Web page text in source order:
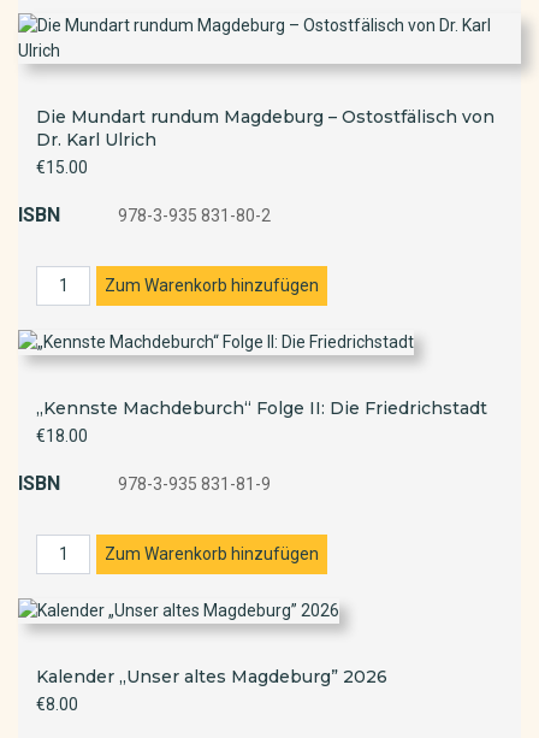
Die Mundart rundum Magdeburg – Ostostfälisch von
Dr. Karl Ulrich
€15.00
ISBN 978-3-935 831-80-2
„Kennste Machdeburch“ Folge II: Die Friedrichstadt
€18.00
ISBN 978-3-935 831-81-9
Kalender „Unser altes Magdeburg” 2026
€8.00